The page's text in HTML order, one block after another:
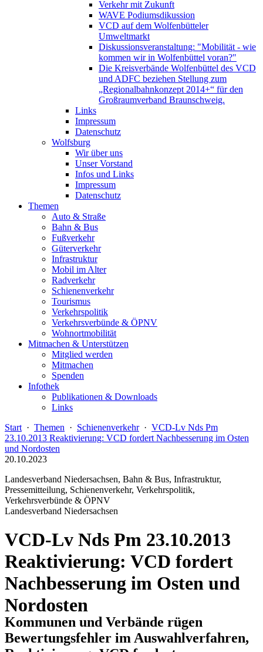
Verkehr mit Zukunft
WAVE Podiumsdikussion
VCD auf dem Wolfenbütteler
Umweltmarkt
Diskussionsveranstaltung: "Mobilität - wie
kommen wir in Wolfenbüttel voran?"
Die Kreisverbände Wolfenbüttel des VCD
und ADFC beziehen Stellung zum
„Regionalbahnkonzept 2014+“ für den
Großraumverband Braunschweig.
Links
Impressum
Datenschutz
Wolfsburg
Wir über uns
Unser Vorstand
Infos und Links
Impressum
Datenschutz
Themen
Auto & Straße
Bahn & Bus
Fußverkehr
Güterverkehr
Infrastruktur
Mobil im Alter
Radverkehr
Schienenverkehr
Tourismus
Verkehrspolitik
Verkehrsverbünde & ÖPNV
Wohnortmobilität
Mitmachen & Unterstützen
Mitglied werden
Mitmachen
Spenden
Infothek
Publikationen & Downloads
Links
Start · Themen · Schienenverkehr· VCD-Lv Nds Pm
23.10.2013 Reaktivierung: VCD fordert Nachbesserung im Osten
und Nordosten
20.10.2023
Landesverband Niedersachsen, Bahn & Bus, Infrastruktur,
Pressemitteilung, Schienenverkehr, Verkehrspolitik,
Verkehrsverbünde & ÖPNV
Landesverband Niedersachsen
VCD-Lv Nds Pm 23.10.2013
Reaktivierung: VCD fordert
Nachbesserung im Osten und
Nordosten
Kommunen und Verbände rügen
Bewertungsfehler im Auswahlverfahren,